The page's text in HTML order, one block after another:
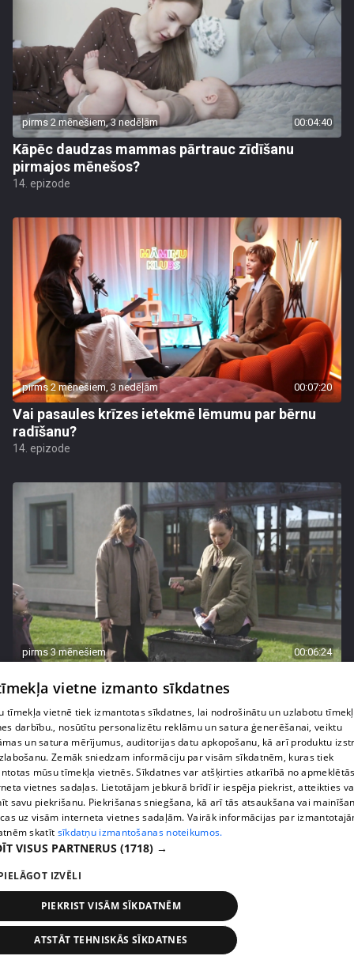
pirms 2 mēnešiem, 3 nedēļām 00:04:40
Kāpēc daudzas mammas pārtrauc zīdīšanu
pirmajos mēnešos?
14. epizode
pirms 2 mēnešiem, 3 nedēļām 00:07:20
Vai pasaules krīzes ietekmē lēmumu par bērnu
radīšanu?
14. epizode
pirms 3 mēnešiem 00:06:24
Grila sezonā lieliski iespējams ievērot veselīga
uztura principus
13. epizode
Veselības sākas ar mikrobiomu, ar ko to barot, lai
vietne izmanto sīkdatnes
tīmekļa vietnē tiek izmantotas sīkdatnes, lai nodrošinātu un uzlabotu
darbību., nosūtītu personalizētu reklāmu un satura ģenerēšanai, veiktu
un satura mērījumus, auditorijas datu apkopošanu, kā arī produktu
Zemāk sniedzam informāciju par visām sīkdatnēm, kuras tiek
mūsu tīmekļa vietnēs. Sīkdatnes var atšķirties atkarībā no
vietnes sadaļas. Lietotājam jebkurā brīdī ir iespēja piekrist, atteikties
savu piekrišanu. Piekrišanas sniegšana, kā arī tās atsaukšana vai
uz visām interneta vietnes sadaļām. Vairāk informācijas par
skatīt sīkdatņu izmantošanas noteikumos.
VISUS PARTNERUS (1718) →
IZVĒLI
PIEKRIST VISĀM SĪKDATNĒM
ATSTĀT TEHNISKĀS SĪKDATNES